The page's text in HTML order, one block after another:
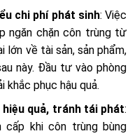
chi phí phát sinh: Việc
ngăn chặn côn trùng từ
lớn về tài sản, sản phẩm,
này. Đầu tư vào phòng
khắc phục hậu quả.
quả, tránh tái phát:
khi côn trùng bùng